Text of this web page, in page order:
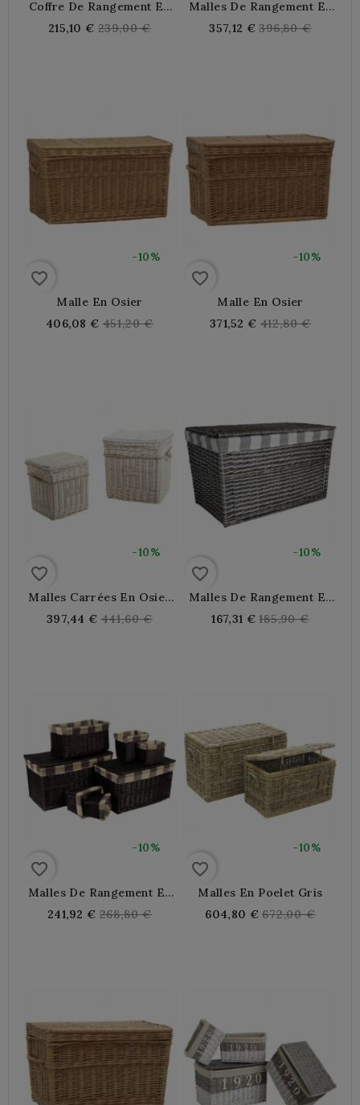
Coffre De Rangement En
Rotin Avec Lanières Cuir
Rangement Déco Naturel
215,10 € Regular
239,00 €
Malles De Rangement En
Roseau Naturel - Lot De 2
357,12 € Regular
396,80 €
-10%
favorite_border
Malle En Osier
406,08 € Regular
451,20 €
-10%
favorite_border
Malle En Osier
371,52 € Regular
412,80 €
-10%
favorite_border
Malles Carrées En Osier
Blanchi Et Corde Avec
Doublure Coton, Lot De 2
397,44 € Regular
441,60 €
-10%
favorite_border
Malles De Rangement En
Éclisse Gris
167,31 € Regular
185,90 €
-10%
favorite_border
Malles De Rangement En
Osier Et Corbeilles
241,92 € Regular
268,80 €
-10%
favorite_border
Malles En Poelet Gris
604,80 € Regular
672,00 €